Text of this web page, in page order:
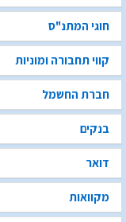
חוגי המתנ"ס
קווי תחבורה ומוניות
חברת החשמל
בנקים
דואר
מקוואות